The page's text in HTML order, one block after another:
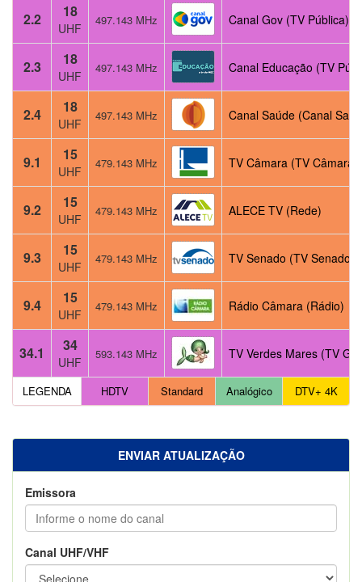
2.2 18
UHF
497.143 MHz Canal Gov (TV Pública)
2.3 18
UHF
497.143 MHz Canal Educação (TV
2.4 18
UHF
497.143 MHz Canal Saúde (Canal
9.1 15
UHF
479.143 MHz TV Câmara (TV Câmara)
9.2 15
UHF
479.143 MHz ALECE TV (Rede)
9.3 15
UHF
479.143 MHz TV Senado (TV Senado)
9.4 15
UHF
479.143 MHz Rádio Câmara (Rádio)
34.1 34
UHF
593.143 MHz TV Verdes Mares (TV
LEGENDA HDTV Standard Analógico DTV+ 4K
ENVIAR ATUALIZAÇÃO
Emissora
Canal UHF/VHF